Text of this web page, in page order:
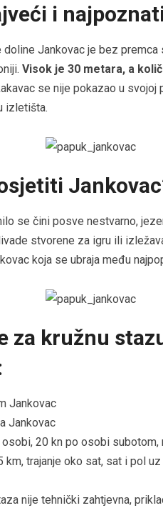
i
Jankovac je bez
Visok je 30 metara, a
se nije pokazao u
izletišta.
se čini posve nestvarno,
stvorene za igru ili
koja se ubraja među
za kružnu
Jankovac
Jankovac
20 kn po osobi subotom,
km, trajanje oko sat, sat i pol
nije tehnički zahtjevna,